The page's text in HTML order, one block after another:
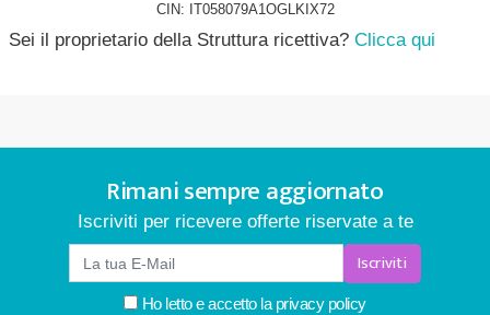
CIN: IT058079A1OGLKIX72
Sei il proprietario della Struttura ricettiva? Clicca qui
Rimani sempre aggiornato
Iscriviti per ricevere offerte riservate a te
Iscriviti
Ho letto e accetto la privacy policy